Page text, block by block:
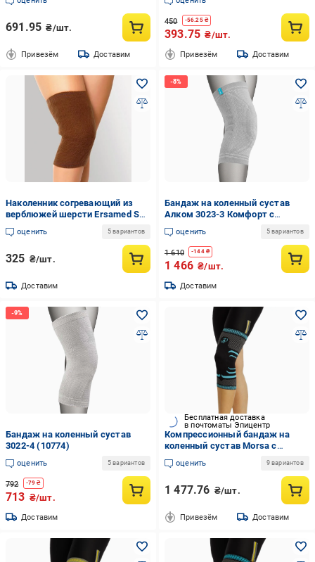
691.95 ₴/шт.
Привезём Доставим
450 -56.25₴
393.75 ₴/шт.
Привезём Доставим
Наколенник согревающий из
верблюжей шерсти Ersamed SL-
10D M
оценить 5 вариантов
325 ₴/шт.
Доставим
Бандаж на коленный сустав
Алком 3023-3 Комфорт с
силиконовым кольцом (10768)
оценить 5 вариантов
1 610 -144₴
1 466 ₴/шт.
Доставим
Бандаж на коленный сустав
3022-4 (10774)
оценить 5 вариантов
792 -79 ₴
713 ₴/шт.
Доставим
Бесплатная доставка
в почтоматы Эпицентр
Компрессионный бандаж на
коленный сустав Morsa с
фиксацией коленной чашечки S
Черный
оценить 9 вариантов
1 477.76 ₴/шт.
Привезём Доставим